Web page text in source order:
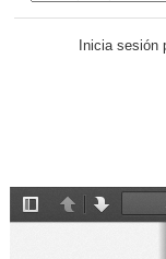
Inicia sesión